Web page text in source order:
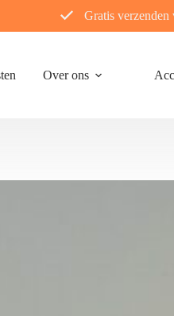
Gratis verzenden
Over ons